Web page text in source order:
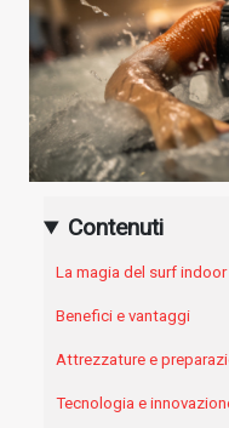
Contenuti
La magia del surf indoor
Benefici e vantaggi
Attrezzature e
Tecnologia e